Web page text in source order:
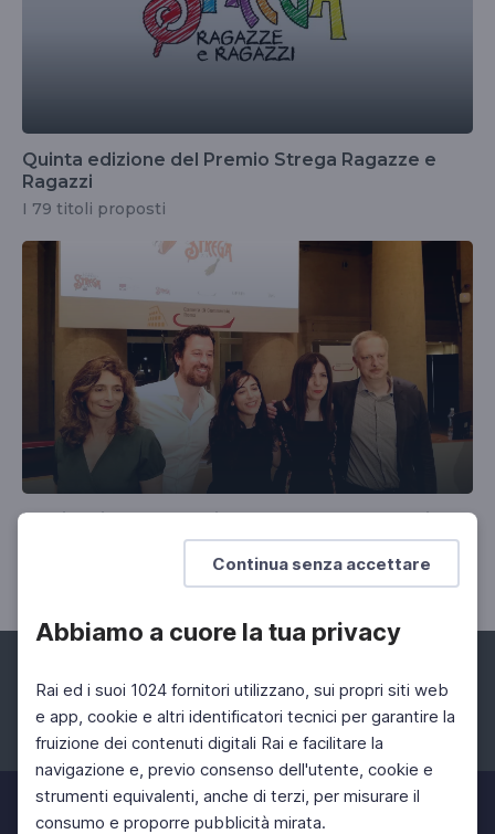
Continua senza accettare
Abbiamo a cuore la tua privacy
Rai ed i suoi 1024 fornitori utilizzano, sui propri siti web
e app, cookie e altri identificatori tecnici per garantire la
fruizione dei contenuti digitali Rai e facilitare la
navigazione e, previo consenso dell'utente, cookie e
strumenti equivalenti, anche di terzi, per misurare il
consumo e proporre pubblicità mirata.
Quinta edizione del Premio Strega Ragazze e
Ragazzi
I 79 titoli proposti
La Cinquina del Premio Strega 2019 con Flavio
Stasera la proclamazione del vincitore
Facebook Instagram Twitter